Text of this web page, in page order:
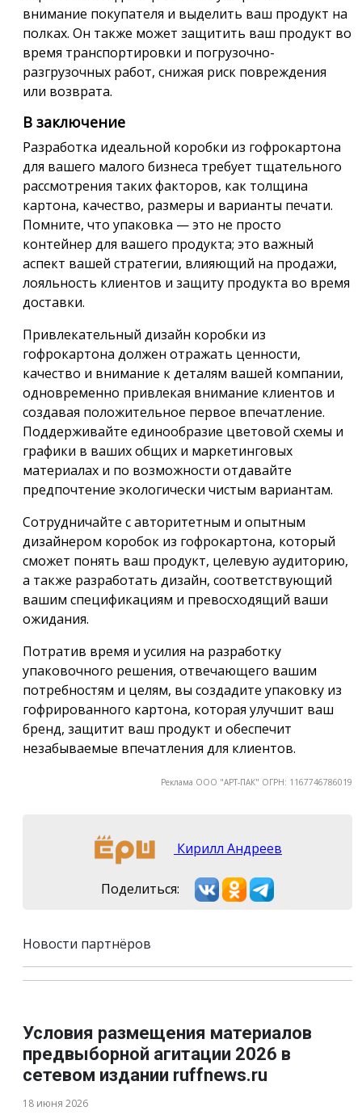
внимание покупателя и выделить ваш продукт на
полках. Он также может защитить ваш продукт во
время транспортировки и погрузочно-
разгрузочных работ, снижая риск повреждения
или возврата.
В заключение
Разработка идеальной коробки из гофрокартона
для вашего малого бизнеса требует тщательного
рассмотрения таких факторов, как толщина
картона, качество, размеры и варианты печати.
Помните, что упаковка — это не просто
контейнер для вашего продукта; это важный
аспект вашей стратегии, влияющий на продажи,
лояльность клиентов и защиту продукта во время
доставки.
Привлекательный дизайн коробки из
гофрокартона должен отражать ценности,
качество и внимание к деталям вашей компании,
одновременно привлекая внимание клиентов и
создавая положительное первое впечатление.
Поддерживайте единообразие цветовой схемы и
графики в ваших общих и маркетинговых
материалах и по возможности отдавайте
предпочтение экологически чистым вариантам.
Сотрудничайте с авторитетным и опытным
дизайнером коробок из гофрокартона, который
сможет понять ваш продукт, целевую аудиторию,
а также разработать дизайн, соответствующий
вашим спецификациям и превосходящий ваши
ожидания.
Потратив время и усилия на разработку
упаковочного решения, отвечающего вашим
потребностям и целям, вы создадите упаковку из
гофрированного картона, которая улучшит ваш
бренд, защитит ваш продукт и обеспечит
незабываемые впечатления для клиентов.
Реклама ООО "АРТ-ПАК" ОГРН: 1167746786019
Кирилл Андреев
Поделиться:
Новости партнёров
Условия размещения материалов
предвыборной агитации 2026 в
сетевом издании ruffnews.ru
18 июня 2026